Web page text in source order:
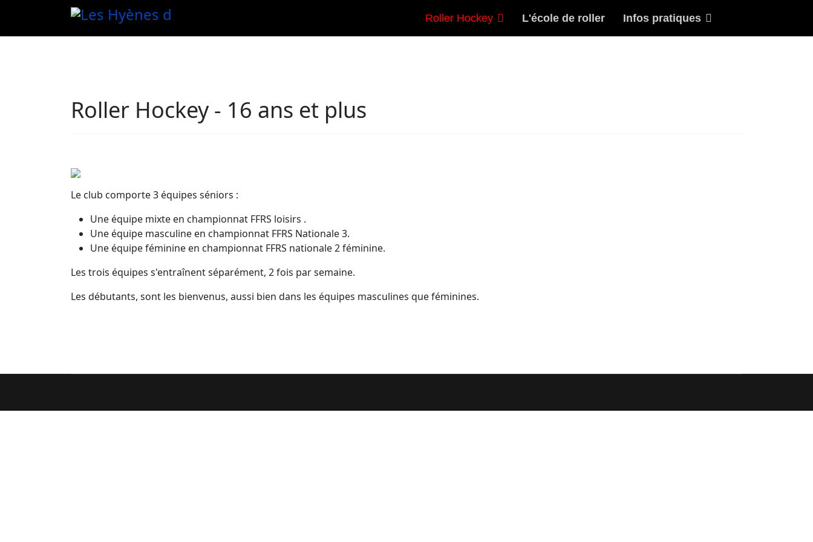
Roller Hockey L'école de roller Infos pratiques
Roller Hockey - 16 ans et plus
Le club comporte 3 équipes séniors :
Une équipe mixte en championnat FFRS loisirs .
Une équipe masculine en championnat FFRS Nationale 3.
Une équipe féminine en championnat FFRS nationale 2 féminine.
Les trois équipes s'entraînent séparément, 2 fois par semaine.
Les débutants, sont les bienvenus, aussi bien dans les équipes masculines que féminines.